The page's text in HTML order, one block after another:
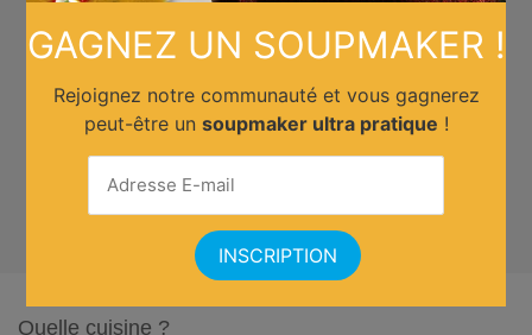
Quelle cuisine ?
GAGNEZ UN SOUPMAKER !
Rejoignez notre communauté et vous gagnerez
peut-être un soupmaker ultra pratique !